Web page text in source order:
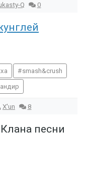
Q 0
smash&crush
X'un 8
песни